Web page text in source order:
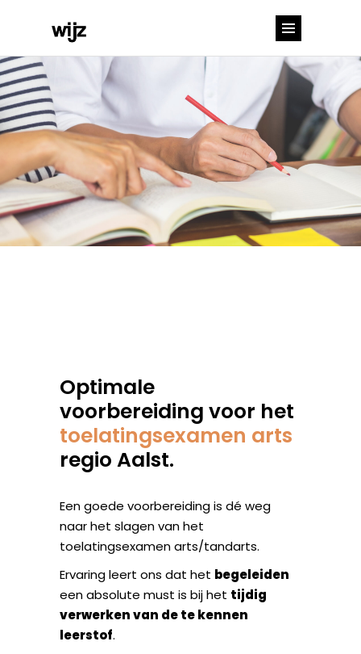
Optimale
voorbereiding voor het
toelatingsexamen arts
regio Aalst.
Een goede voorbereiding is dé weg
naar het slagen van het
toelatingsexamen arts/tandarts.
Ervaring leert ons dat het begeleiden
een absolute must is bij het tijdig
verwerken van de te kennen
leerstof.